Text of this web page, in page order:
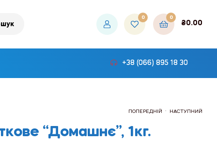
0 0
₴0.00
+38 (066) 895 18 30
ПОПЕРЕДНІЙ НАСТУПНИЙ
“Домашнє”, 1кг.